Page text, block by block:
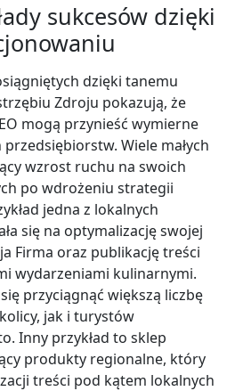
sukcesów dzięki
dzięki tanemu
Zdroju pokazują, że
mogą przynieść wymierne
Wiele małych
wzrost ruchu na swoich
po wdrożeniu strategii
jedna z lokalnych
się na optymalizację swojej
Firma oraz publikację treści
wydarzeniami kulinarnymi.
przyciągnąć większą liczbę
jak i turystów
Inny przykład to sklep
produkty regionalne, który
treści pod kątem lokalnych